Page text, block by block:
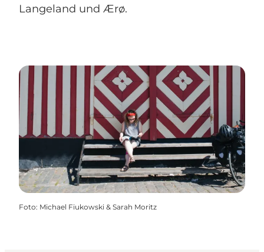
Langeland und Ærø.
Foto: Michael Fiukowski & Sarah Moritz